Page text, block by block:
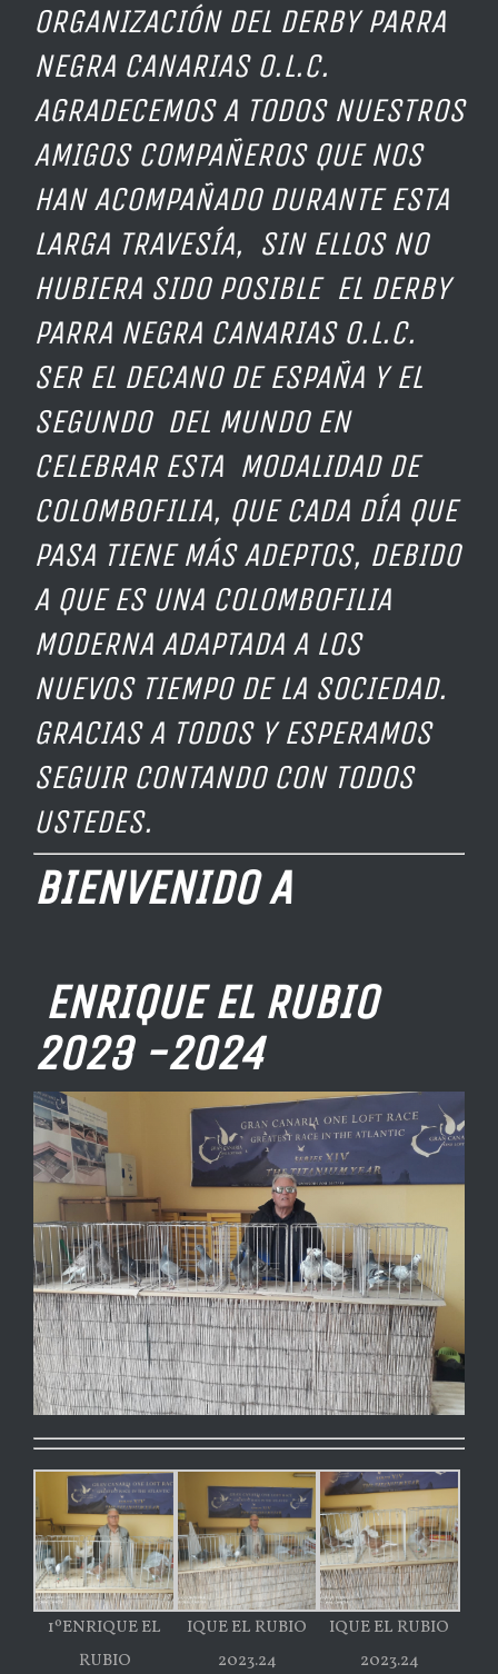
ORGANIZACIÓN DEL DERBY PARRA
NEGRA CANARIAS O.L.C.
AGRADECEMOS A TODOS NUESTROS
AMIGOS COMPAÑEROS QUE NOS
HAN ACOMPAÑADO DURANTE ESTA
LARGA TRAVESÍA, SIN ELLOS NO
HUBIERA SIDO POSIBLE EL DERBY
PARRA NEGRA CANARIAS O.L.C.
SER EL DECANO DE ESPAÑA Y EL
SEGUNDO DEL MUNDO EN
CELEBRAR ESTA MODALIDAD DE
COLOMBOFILIA, QUE CADA DÍA QUE
PASA TIENE MÁS ADEPTOS, DEBIDO
A QUE ES UNA COLOMBOFILIA
MODERNA ADAPTADA A LOS
NUEVOS TIEMPO DE LA SOCIEDAD.
GRACIAS A TODOS Y ESPERAMOS
SEGUIR CONTANDO CON TODOS
USTEDES.
BIENVENIDO A
ENRIQUE EL RUBIO
2023 -2024
1ºENRIQUE EL
RUBIO
IQUE EL RUBIO
2023.24
IQUE EL RUBIO
2023.24